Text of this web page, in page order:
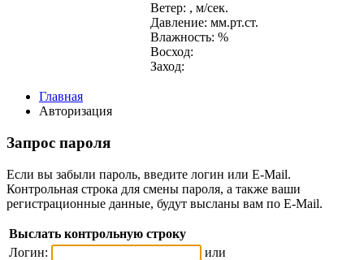
Ветер: , м/сек.
Давление: мм.рт.ст.
Влажность: %
Восход:
Заход:
Главная
Авторизация
Запрос пароля
Если вы забыли пароль, введите логин или E-Mail.
Контрольная строка для смены пароля, а также ваши
регистрационные данные, будут высланы вам по E-Mail.
Выслать контрольную строку
Логин:
или